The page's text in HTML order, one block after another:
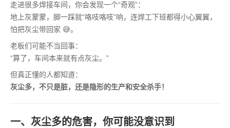
走进很多焊接车间，你会发现一个“奇观”：
地上灰蒙蒙，脚一踩就“咯吱咯吱”响，连焊工下班都得小心翼翼，
怕把灰尘带回家 😅。
老板们可能不当回事：
“算了，车间本来就有点灰尘。”
但真正懂的人都知道：
灰尘多，不只是脏，还是隐形的生产和安全杀手！
一、灰尘多的危害，你可能没意识到